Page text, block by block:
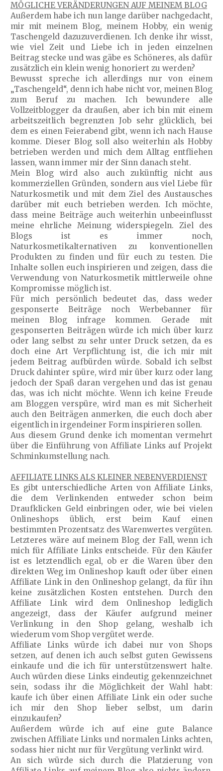
MÖGLICHE VERÄNDERUNGEN AUF MEINEM BLOG
Außerdem habe ich nun lange darüber nachgedacht,
mir mit meinem Blog, meinem Hobby, ein wenig
Taschengeld dazuzuverdienen. Ich denke ihr wisst,
wie viel Zeit und Liebe ich in jeden einzelnen
Beitrag stecke und was gäbe es Schöneres, als dafür
zusätzlich ein klein wenig honoriert zu werden?
Bewusst spreche ich allerdings nur von einem
„Taschengeld“, denn ich habe nicht vor, meinen Blog
zum Beruf zu machen. Ich bewundere alle
Vollzeitblogger da draußen, aber ich bin mit einem
arbeitszeitlich begrenzten Job sehr glücklich, bei
dem es einen Feierabend gibt, wenn ich nach Hause
komme. Dieser Blog soll also weiterhin als Hobby
betrieben werden und mich dem Alltag entfliehen
lassen, wann immer mir der Sinn danach steht.
Mein Blog wird also auch zukünftig nicht aus
kommerziellen Gründen, sondern aus viel Liebe für
Naturkosmetik und mit dem Ziel des Austausches
darüber mit euch betrieben werden. Ich möchte,
dass meine Beiträge auch weiterhin unbeeinflusst
meine ehrliche Meinung widerspiegeln. Ziel des
Blogs ist es immer noch,
Naturkosmetikalternativen zu konventionellen
Produkten zu finden und für euch zu testen. Die
Inhalte sollen euch inspirieren und zeigen, dass die
Verwendung von Naturkosmetik mittlerweile ohne
Kompromisse möglich ist.
Für mich persönlich bedeutet das, dass weder
gesponserte Beiträge noch Werbebanner für
meinen Blog infrage kommen. Gerade mit
gesponserten Beiträgen würde ich mich über kurz
oder lang selbst zu sehr unter Druck setzen, da es
doch eine Art Verpflichtung ist, die ich mir mit
jedem Beitrag aufbürden würde. Sobald ich selbst
Druck dahinter spüre, wird mir über kurz oder lang
jedoch der Spaß daran vergehen und das ist genau
das, was ich nicht möchte. Wenn ich keine Freude
am Bloggen verspüre, wird man es mit Sicherheit
auch den Beiträgen anmerken, die euch doch aber
eigentlich in irgendeiner Form inspirieren sollen.
Aus diesem Grund denke ich momentan vermehrt
über die Einführung von Affiliate Links auf Projekt
Schminkumstellung nach.
AFFILIATE LINKS ALS KLEINER NEBENVERDIENST
Es gibt unterschiedliche Arten von Affiliate Links,
die dem Verlinkenden entweder schon beim
Draufklicken Geld einbringen oder, wie bei vielen
Onlineshops üblich, erst beim Kauf einen
bestimmten Prozentsatz des Warenwertes vergüten.
Letzteres wäre auf meinem Blog der Fall, wenn ich
mich für Affiliate Links entscheide. Für den Käufer
ist es letztendlich egal, ob er die Waren über den
direkten Weg im Onlineshop kauft oder über einen
Affiliate Link in den Onlineshop gelangt, da für ihn
keine zusätzlichen Kosten entstehen. Durch den
Affiliate Link wird dem Onlineshop lediglich
angezeigt, dass der Käufer aufgrund meiner
Verlinkung in den Shop gelang, weshalb ich
wiederum vom Shop vergütet werde.
Affiliate Links würde ich dabei nur von Shops
setzen, auf denen ich auch selbst guten Gewissens
einkaufe und die ich für unterstützenswert halte.
Auch würden diese Links eindeutig gekennzeichnet
sein, sodass ihr die Möglichkeit der Wahl habt:
kaufe ich über einen Affiliate Link ein oder suche
ich mir den Shop lieber selbst, um darin
einzukaufen?
Außerdem würde ich auf eine gute Balance
zwischen Affiliate Links und normalen Links achten,
sodass hier nicht nur für Vergütung verlinkt wird.
An sich würde sich durch die Platzierung von